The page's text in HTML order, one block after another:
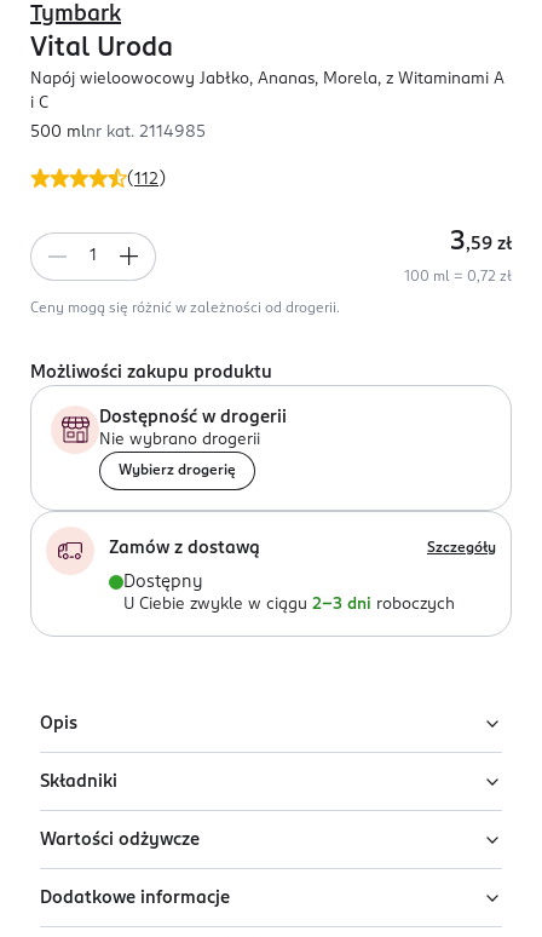
(112 )
Tymbark
Vital Uroda
Napój wieloowocowy Jabłko, Ananas, Morela, z Witaminami A
i C
500 mlnr kat. 2114985
3,59 zł
100 ml = 0,72 zł
Ceny mogą się różnić w zależności od drogerii.
Możliwości zakupu produktu
Dostępność w drogerii
Nie wybrano drogerii
Wybierz drogerię
Zamów z dostawą Szczegóły
Dostępny
U Ciebie zwykle w ciągu 2-3 dni roboczych
Opis
Napój wieloowocowy z dodatkiem witamin: A, C,
niacyny, B6, kwasu foliowego, B12, biotyny i kwasu
pantotenowego.
Niegazowany, pasteryzowany.
Składniki
woda, soki z zagęszczonych soków z: jabłek (12%) i
ananasów (5%); przecier morelowy (3%), cukier,
regulator kwasowości - kwas cytrynowy, witaminy: A,
C, niacyna, B6, kwas foliowy, B12, biotyna i kwas
Wartości odżywcze
Wartość odżywcza:
Dodatkowe informacje